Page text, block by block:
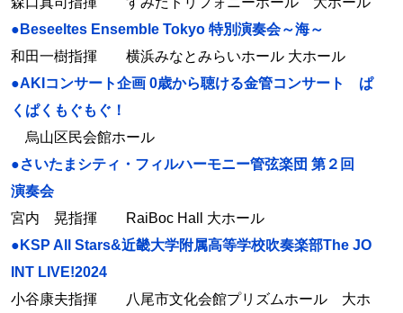
●Beseeltes Ensemble Tokyo 特別演奏会～海～
和田一樹指揮 横浜みなとみらいホール 大ホール
●AKIコンサート企画 0歳から聴ける金管コンサート ぱ
くぱくもぐもぐ！
烏山区民会館ホール
●さいたまシティ・フィルハーモニー管弦楽団 第２回
演奏会
宮内 晃指揮 RaiBoc Hall 大ホール
●KSP All Stars&近畿大学附属高等学校吹奏楽部The JO
INT LIVE!2024
小谷康夫指揮 八尾市文化会館プリズムホール 大ホ